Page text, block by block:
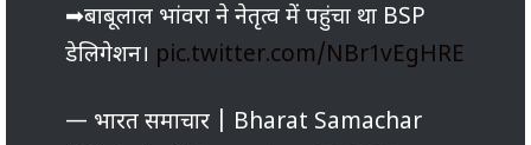
➡बाबूलाल भांवरा ने नेतृत्व में पहुंचा था BSP
डेलिगेशन। pic.twitter.com/NBr1vEgHRE
— भारत समाचार | Bharat Samachar